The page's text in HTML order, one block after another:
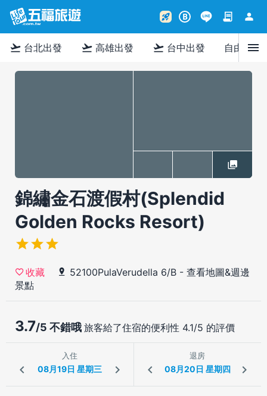
rocket_launch B contract person
flight_takeoff 台北出發 flight_takeoff 高雄出發 flight_takeoff 台中出發 自由行menu
錦繡金石渡假村(Splendid
Golden Rocks Resort)
收藏 52100PulaVerudella 6/B - 查看地圖&週邊
景點
3.7/5 不錯哦 旅客給了住宿的便利性 4.1/5 的評價
入住 退房